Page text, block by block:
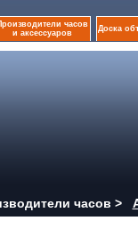
часов
и аксессуаров
Доска
часов >